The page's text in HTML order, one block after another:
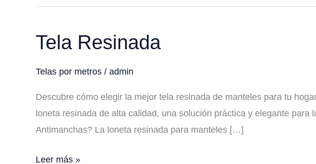
Tela Resinada
Telas por metros / admin
Descubre cómo elegir la mejor tela resinada de manteles para tu
loneta resinada de alta calidad, una solución práctica y elegante
Antimanchas? La loneta resinada para manteles […]
Tela
Leer más »